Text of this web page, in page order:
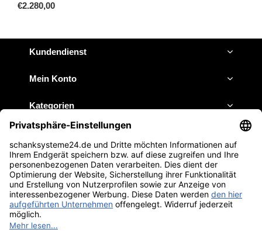
€2.280,00
Kundendienst
Mein Konto
Kategorien
Impressum
JETZT ANRUFEN E-MAIL SCHREIBEN